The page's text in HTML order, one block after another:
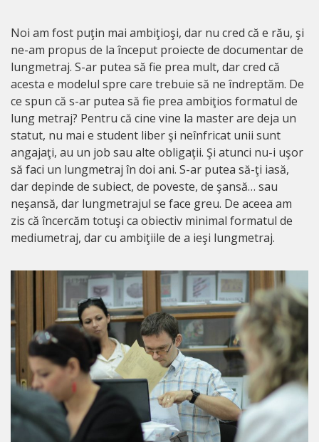
Noi am fost puţin mai ambiţioşi, dar nu cred că e rău, şi
ne-am propus de la început proiecte de documentar de
lungmetraj. S-ar putea să fie prea mult, dar cred că
acesta e modelul spre care trebuie să ne îndreptăm. De
ce spun că s-ar putea să fie prea ambiţios formatul de
lung metraj? Pentru că cine vine la master are deja un
statut, nu mai e student liber şi neînfricat unii sunt
angajaţi, au un job sau alte obligaţii. Şi atunci nu-i uşor
să faci un lungmetraj în doi ani. S-ar putea să-ţi iasă,
dar depinde de subiect, de poveste, de şansă… sau
neşansă, dar lungmetrajul se face greu. De aceea am
zis că încercăm totuşi ca obiectiv minimal formatul de
mediumetraj, dar cu ambiţiile de a ieşi lungmetraj.